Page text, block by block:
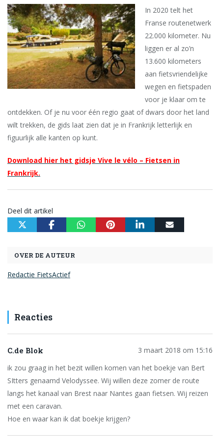
In 2020 telt het
Franse routenetwerk
22.000 kilometer. Nu
liggen er al zo’n
13.600 kilometers
aan fietsvriendelijke
wegen en fietspaden
voor je klaar om te
ontdekken. Of je nu voor één regio gaat of dwars door het land
wilt trekken, de gids laat zien dat je in Frankrijk letterlijk en
figuurlijk alle kanten op kunt.
Download hier het gidsje Vive le vélo – Fietsen in
Frankrijk.
Deel dit artikel
OVER DE AUTEUR
Redactie FietsActief
Reacties
C.de Blok
3 maart 2018 om 15:16
ik zou graag in het bezit willen komen van het boekje van Bert
SItters genaamd Velodyssee. Wij willen deze zomer de route
langs het kanaal van Brest naar Nantes gaan fietsen. Wij reizen
met een caravan.
Hoe en waar kan ik dat boekje krijgen?